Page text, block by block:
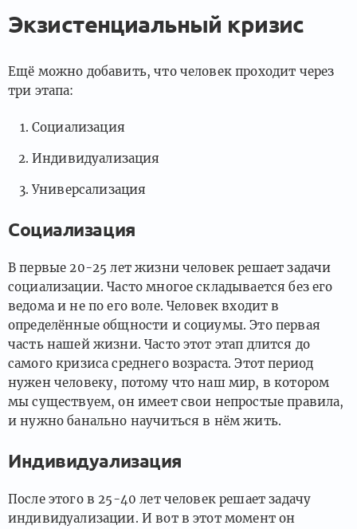
Экзистенциальный кризис
Ещё можно добавить, что человек проходит через
три этапа:
Социализация
Индивидуализация
Универсализация
Социализация
В первые 20-25 лет жизни человек решает задачи
социализации. Часто многое складывается без его
ведома и не по его воле. Человек входит в
определённые общности и социумы. Это первая
часть нашей жизни. Часто этот этап длится до
самого кризиса среднего возраста. Этот период
нужен человеку, потому что наш мир, в котором
мы существуем, он имеет свои непростые правила,
и нужно банально научиться в нём жить.
Индивидуализация
После этого в 25-40 лет человек решает задачу
индивидуализации. И вот в этот момент он